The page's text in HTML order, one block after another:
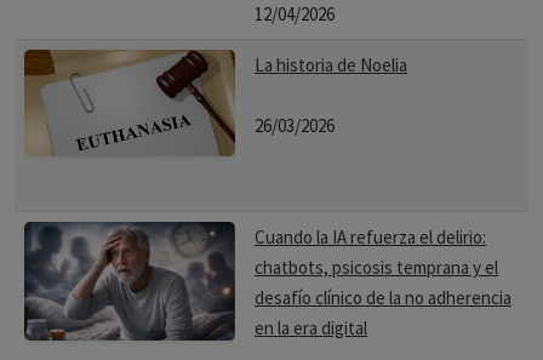
12/04/2026
La historia de Noelia
26/03/2026
Cuando la IA refuerza el delirio:
chatbots, psicosis temprana y el
desafío clínico de la no adherencia
en la era digital